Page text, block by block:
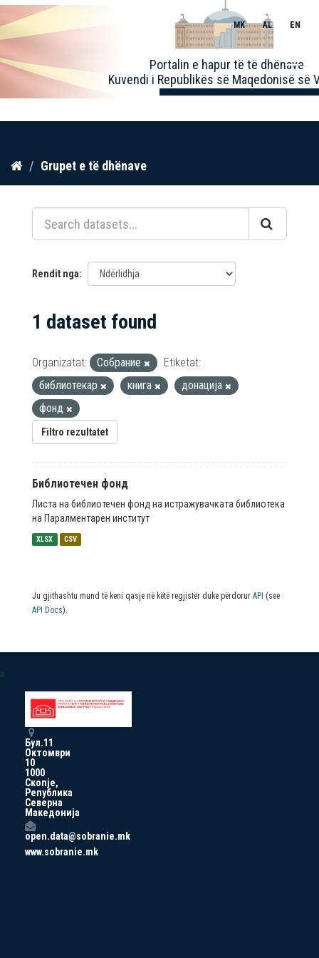
Kalo
përmbajtja
Portalin e hapur të të dhënave
Kuvendi i Republikës së Maqedonisë së
MK AL EN
Toggle
Grupet e të dhënave
Rendit nga
1 dataset found
Organizatat: Собрание
Etiketat:
библиотекар
книга
донација
фонд
Filtro rezultatet
Библиотечен фонд
Листа на библиотечен фонд на истражувачката библиотека
на Паралментарен институт
XLSX CSV
Ju gjithashtu mund të keni qasje në këtë regjistër duke përdorur API (see
API Docs).
a
Бул.11
Октомври
10
1000
Скопје,
Република
Северна
Македонија
open.data@sobranie.mk
www.sobranie.mk